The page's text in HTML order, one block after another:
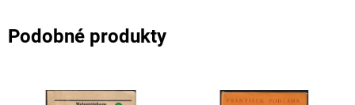
Podobné produkty